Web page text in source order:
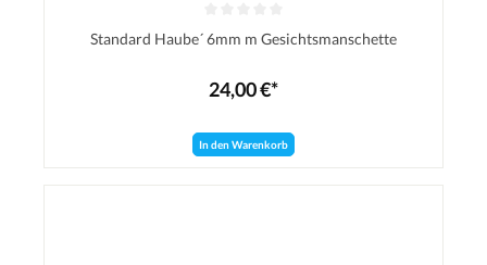
Durchschnittliche Bewertung von 0 von 5 Sternen
Standard Haube´ 6mm m Gesichtsmanschette
24,00 €*
In den Warenkorb